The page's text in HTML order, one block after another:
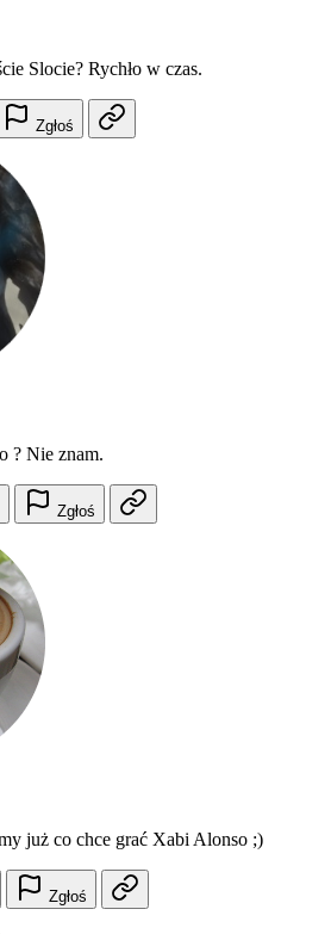
Slocie? Rychło w czas.
Zgłoś
? Nie znam.
Zgłoś
już co chce grać Xabi Alonso ;)
Zgłoś